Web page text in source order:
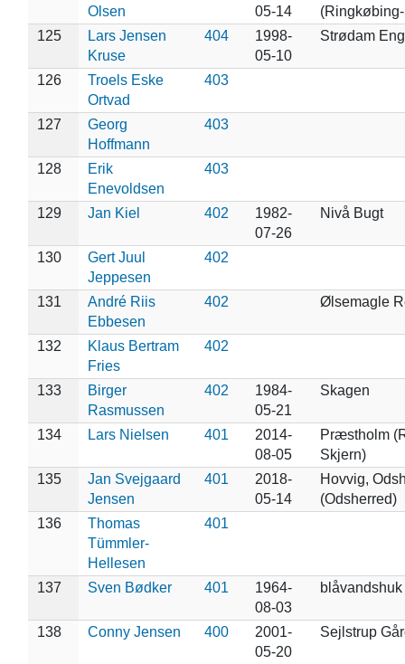
Olsen
05-14
125
Lars Jensen
Kruse
404
1998-
05-10
Strødam
126
Troels Eske
Ortvad
403
127
Georg
Hoffmann
403
128
Erik
Enevoldsen
403
129 Jan Kiel 402
1982-
07-26
Nivå Bugt
130
Gert Juul
Jeppesen
402
131
André Riis
Ebbesen
402 Ølsemagle
132
Klaus Bertram
Fries
402
133
Birger
Rasmussen
402
1984-
05-21
Skagen
134 Lars Nielsen 401
2014-
08-05
Præstholm
Skjern)
135
Jan Svejgaard
Jensen
401
2018-
05-14
Hovvig,
(Odsherred)
136
Thomas
Tümmler-
Hellesen
401
137 Sven Bødker 401
1964-
08-03
blåvandshuk
138 Conny Jensen 400
2001-
05-20
Sejlstrup